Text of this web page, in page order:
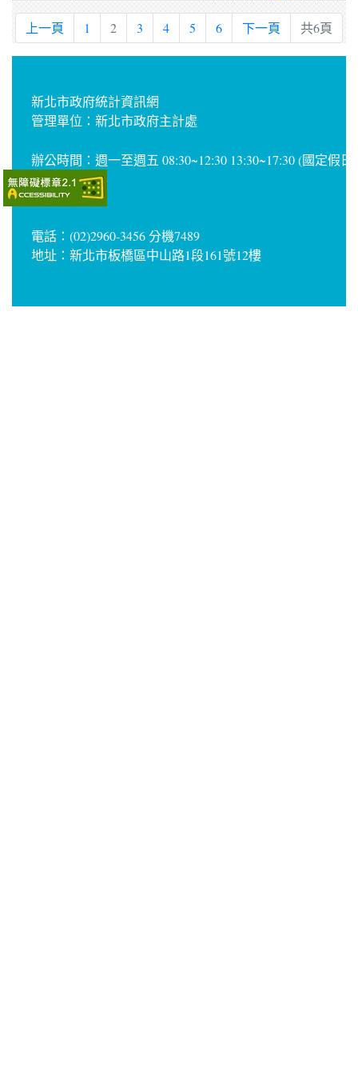
上一頁 1 2 3 4 5 6 下一頁 共6頁
新北市政府統計資訊網
管理單位：新北市政府主計處
辦公時間：週一至週五 08:30~12:30 13:30~17:30 (國定假日
電話：(02)2960-3456 分機7489
地址：新北市板橋區中山路1段161號12樓